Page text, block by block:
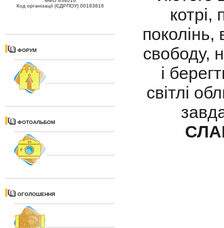
Код організації (ЄДРПОУ) 00183816
ФОРУМ
ФОТОАЛЬБОМ
ОГОЛОШЕННЯ
поколінь,
свободу,
і
світлі